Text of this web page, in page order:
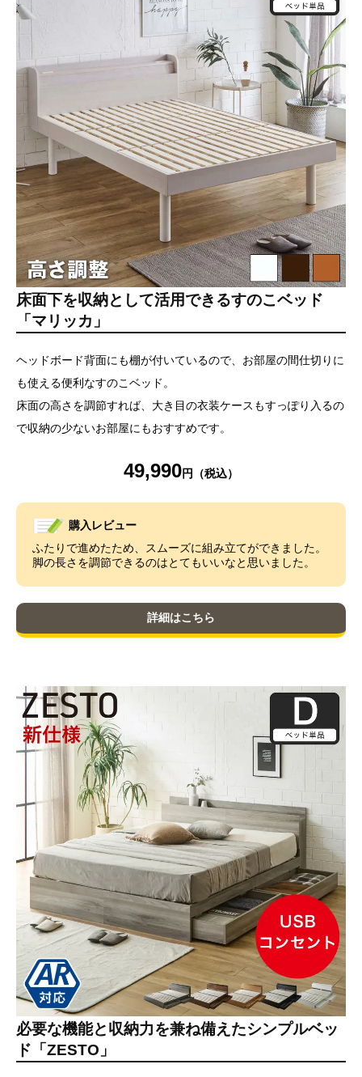
床面下を収納として活用できるすのこベッド
「マリッカ」
ヘッドボード背面にも棚が付いているので、お部屋の間仕切りに
も使える便利なすのこベッド。
床面の高さを調節すれば、大き目の衣装ケースもすっぽり入るの
で収納の少ないお部屋にもおすすめです。
49,990
購入レビュー
ふたりで進めたため、スムーズに組み立てができました。
脚の長さを調節できるのはとてもいいなと思いました。
詳細はこちら
必要な機能と収納力を兼ね備えたシンプルベッ
ド「ZESTO」